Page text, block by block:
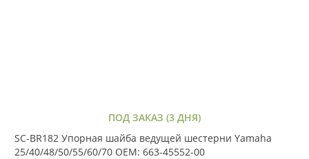
ПОД ЗАКАЗ (3 ДНЯ)
SC-BR182 Упорная шайба ведущей шестерни Yamaha
25/40/48/50/55/60/70 OEM: 663-45552-00